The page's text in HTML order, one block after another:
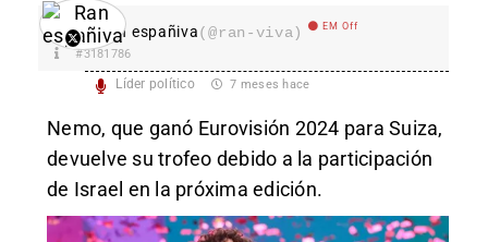
Ran españiva(@ran-viva) EM Off
#3181786
Líder político 7 meses hace
Nemo, que ganó Eurovisión 2024 para Suiza,
devuelve su trofeo debido a la participación
de Israel en la próxima edición.